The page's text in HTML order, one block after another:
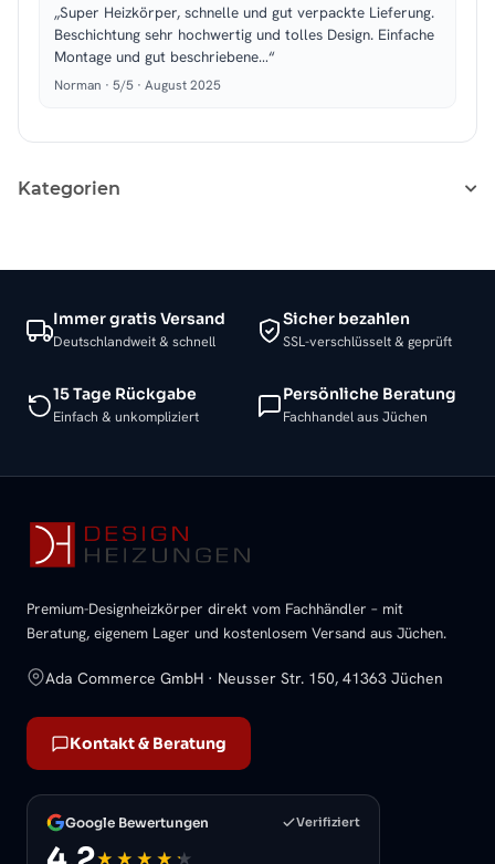
„Super Heizkörper, schnelle und gut verpackte Lieferung.
Beschichtung sehr hochwertig und tolles Design. Einfache
Montage und gut beschriebene…“
Norman · 5/5 · August 2025
Kategorien
Immer gratis Versand
Deutschlandweit & schnell
Sicher bezahlen
SSL-verschlüsselt & geprüft
15 Tage Rückgabe
Einfach & unkompliziert
Persönliche Beratung
Fachhandel aus Jüchen
Premium-Designheizkörper direkt vom Fachhändler – mit
Beratung, eigenem Lager und kostenlosem Versand aus Jüchen.
Ada Commerce GmbH · Neusser Str. 150, 41363 Jüchen
Kontakt & Beratung
Google Bewertungen Verifiziert